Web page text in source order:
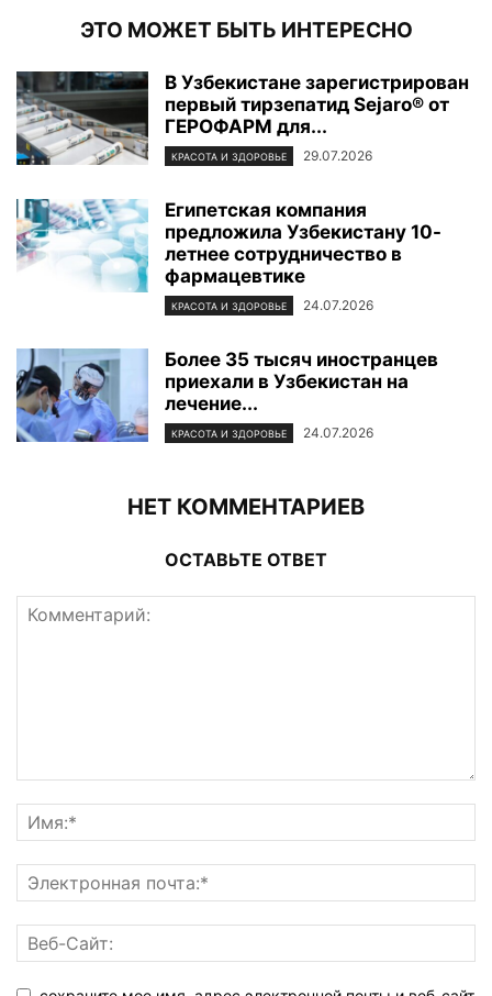
ЭТО МОЖЕТ БЫТЬ ИНТЕРЕСНО
В Узбекистане зарегистрирован
первый тирзепатид Sejaro® от
ГЕРОФАРМ для...
КРАСОТА И ЗДОРОВЬЕ 29.07.2026
Египетская компания
предложила Узбекистану 10-
летнее сотрудничество в
фармацевтике
КРАСОТА И ЗДОРОВЬЕ 24.07.2026
Более 35 тысяч иностранцев
приехали в Узбекистан на
лечение...
КРАСОТА И ЗДОРОВЬЕ 24.07.2026
НЕТ КОММЕНТАРИЕВ
ОСТАВЬТЕ ОТВЕТ